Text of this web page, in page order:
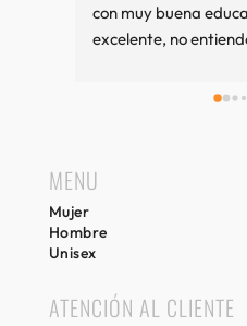
con muy buena
excelente, no
una visita
MENU
Mujer
Hombre
Unisex
ATENCIÓN AL CLIENTE